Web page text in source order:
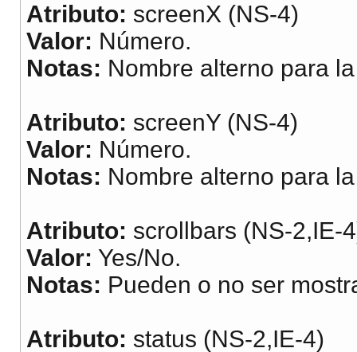
Atributo: screenX (NS-4)
Valor: Número.
Notas: Nombre alterno para
Atributo: screenY (NS-4)
Valor: Número.
Notas: Nombre alterno para
Atributo: scrollbars (NS-2,IE-
Valor: Yes/No.
Notas: Pueden o no ser
Atributo: status (NS-2,IE-4)